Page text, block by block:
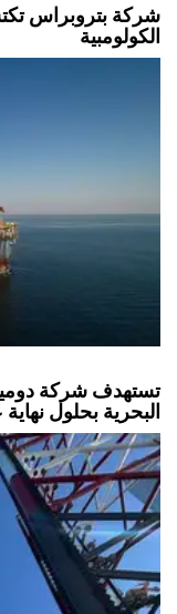
شركة بتروبراس
الكولومبية
تستهدف شركة
البحرية بحلول نهاية